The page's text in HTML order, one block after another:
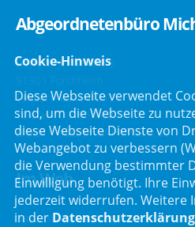
Abgeordnetenbüro
Bayreuther Straße 9
Telefon :09191/2121
Telefax : 09191/80051
E-Mail :post@mdl-hofmann.de
Im Web
Bayerischer Landtag
Cookie-Hinweis
Diese Webseite verwendet
sind, um die Webseite zu
diese Webseite Dienste von
Webangebot zu verbessern
die Verwendung bestimmter
Einwilligung benötigt. Ihre
jederzeit widerrufen. Weitere
in der Datenschutzerklärung